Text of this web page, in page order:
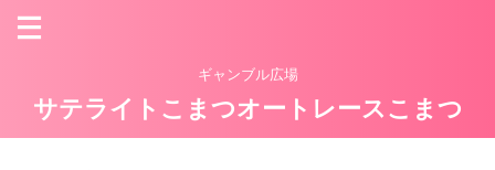
ギャンブル広場
サテライトこまつオートレースこまつ